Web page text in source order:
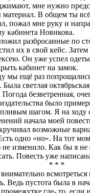
мне нужно
материал. В общем ты
пожал мне руку и
кабинета Новикова.
разбросанные по
их в свой кейс. Затем
Он уже успел
кабинет на замок.
мы ещё раз
Была светлая
безветренная,
было
шагом. Я на ходу
начала моей
возможные
одно «но». На тот
изменило. Как бы я не
Повесть уже
* * *
Ведь пустота была в
где- то, если